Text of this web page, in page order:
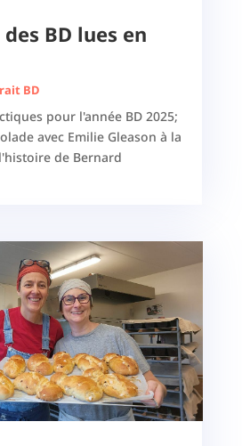
BD lues en
BD
pour l'année BD 2025;
avec Emilie Gleason à la
de Bernard